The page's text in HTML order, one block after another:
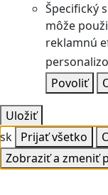
Špecifický
môže
reklamnú
Povoliť
Uložiť
sk Prijať všetko
Zobraziť a zmeniť